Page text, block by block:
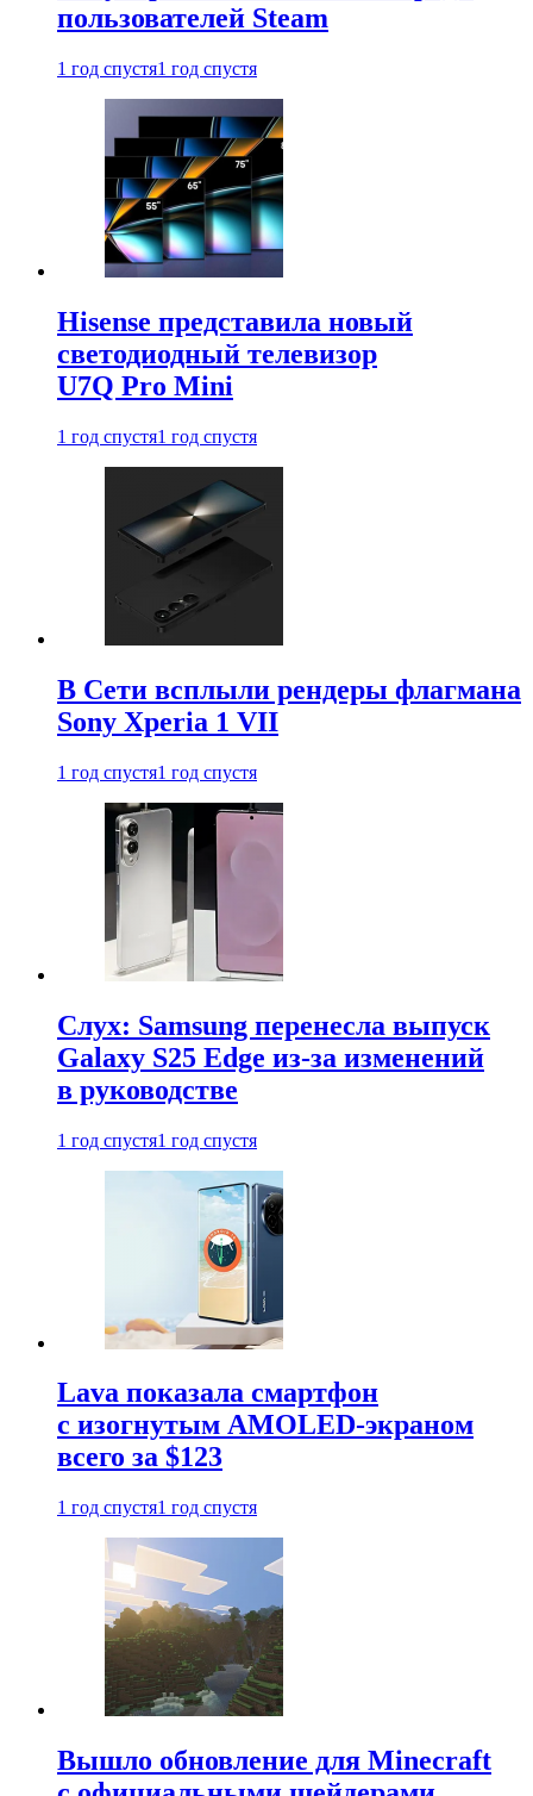
пользователей Steam
1 год спустя1 год спустя
Hisense представила новый
светодиодный телевизор
U7Q Pro Mini
1 год спустя1 год спустя
В Сети всплыли рендеры флагмана
Sony Xperia 1 VII
1 год спустя1 год спустя
Слух: Samsung перенесла выпуск
Galaxy S25 Edge из-за изменений
в руководстве
1 год спустя1 год спустя
Lava показала смартфон
с изогнутым AMOLED-экраном
всего за $123
1 год спустя1 год спустя
Вышло обновление для Minecraft